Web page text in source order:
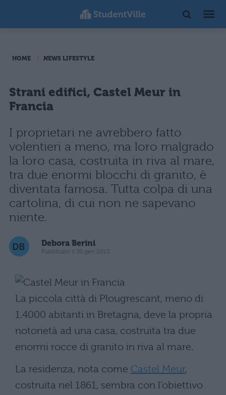
HOME NEWS LIFESTYLE
Strani edifici, Castel Meur in
Francia
I proprietari ne avrebbero fatto
volentieri a meno, ma loro malgrado
la loro casa, costruita in riva al mare,
tra due enormi blocchi di granito, è
diventata famosa. Tutta colpa di una
cartolina, di cui non ne sapevano
niente.
Debora Berini
Pubblicato il 30 gen 2013
La piccola città di Plougrescant, meno di
1.4000 abitanti in Bretagna, deve la propria
notorietà ad una casa, costruita tra due
enormi rocce di granito in riva al mare.
La residenza, nota come Castel Meur,
costruita nel 1861, sembra con l’obiettivo